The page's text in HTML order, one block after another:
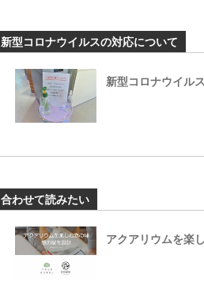
新型コロナウイルスの対応について
新型コロナウイル
合わせて読みたい
アクアリウムを楽